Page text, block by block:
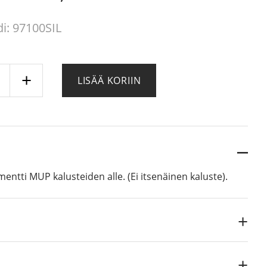
€.
€.
97100SIL
LISÄÄ KORIIN
MUP kalusteiden alle. (Ei itsenäinen kaluste).